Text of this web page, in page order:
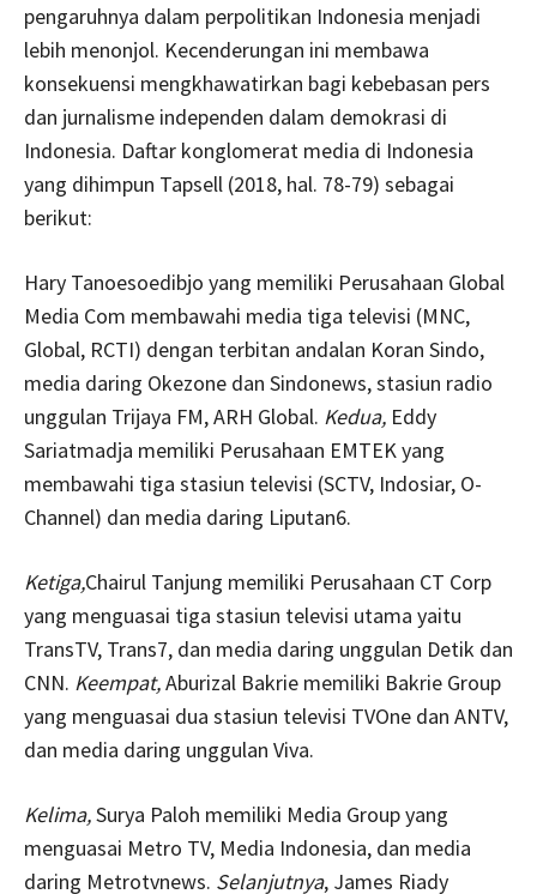
pengaruhnya dalam perpolitikan Indonesia menjadi
lebih menonjol. Kecenderungan ini membawa
konsekuensi mengkhawatirkan bagi kebebasan pers
dan jurnalisme independen dalam demokrasi di
Indonesia. Daftar konglomerat media di Indonesia
yang dihimpun Tapsell (2018, hal. 78-79) sebagai
berikut:
Hary Tanoesoedibjo yang memiliki Perusahaan Global
Media Com membawahi media tiga televisi (MNC,
Global, RCTI) dengan terbitan andalan Koran Sindo,
media daring Okezone dan Sindonews, stasiun radio
unggulan Trijaya FM, ARH Global. Kedua, Eddy
Sariatmadja memiliki Perusahaan EMTEK yang
membawahi tiga stasiun televisi (SCTV, Indosiar, O-
Channel) dan media daring Liputan6.
Ketiga,Chairul Tanjung memiliki Perusahaan CT Corp
yang menguasai tiga stasiun televisi utama yaitu
TransTV, Trans7, dan media daring unggulan Detik dan
CNN. Keempat,Aburizal Bakrie memiliki Bakrie Group
yang menguasai dua stasiun televisi TVOne dan ANTV,
dan media daring unggulan Viva.
Kelima,Surya Paloh memiliki Media Group yang
menguasai Metro TV, Media Indonesia, dan media
daring Metrotvnews. Selanjutnya, James Riady